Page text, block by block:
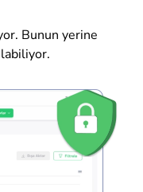
Bunun yerine